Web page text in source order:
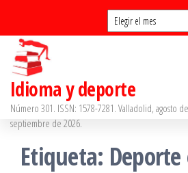
Archivos
Idioma y deporte
Número 301. ISSN: 1578-7281. Valladolid, agosto
septiembre de 2026.
Etiqueta: